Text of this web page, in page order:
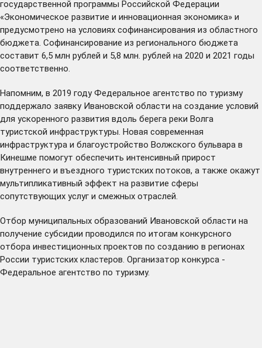
государственной программы Российской Федерации
«Экономическое развитие и инновационная экономика» и
предусмотрено на условиях софинансирования из областного
бюджета. Софинансирование из регионального бюджета
составит 6,5 млн рублей и 5,8 млн. рублей на 2020 и 2021 годы
соответственно.
Напомним, в 2019 году Федеральное агентство по туризму
поддержало заявку Ивановской области на создание условий
для ускоренного развития вдоль берега реки Волга
туристской инфраструктуры. Новая современная
инфраструктура и благоустройство Волжского бульвара в
Кинешме помогут обеспечить интенсивный прирост
внутреннего и въездного туристских потоков, а также окажут
мультипликативный эффект на развитие сферы
сопутствующих услуг и смежных отраслей.
Отбор муниципальных образований Ивановской области на
получение субсидии проводился по итогам конкурсного
отбора инвестиционных проектов по созданию в регионах
России туристских кластеров. Организатор конкурса -
Федеральное агентство по туризму.